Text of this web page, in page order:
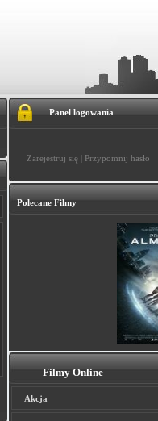
Panel logowania
Zarejestruj się | Przypomnij hasło
Polecane Filmy
Filmy Online
Akcja